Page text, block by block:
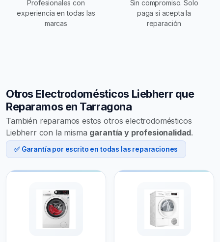
Profesionales con
experiencia en todas las
marcas
Sin compromiso. Solo
paga si acepta la
reparación
Otros Electrodomésticos Liebherr que
Reparamos en Tarragona
También reparamos estos otros electrodomésticos
Liebherr con la misma garantía y profesionalidad.
✅ Garantía por escrito en todas las reparaciones